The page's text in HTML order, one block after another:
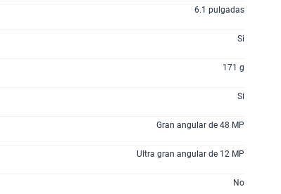
6.1 pulgadas
Si
171 g
Si
Gran angular de 48 MP
Ultra gran angular de 12 MP
No